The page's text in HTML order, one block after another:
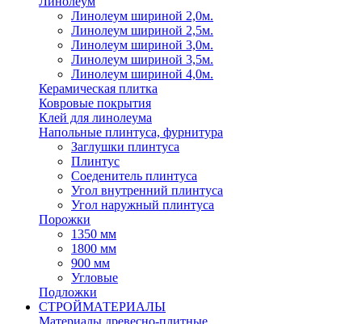
Линолеум шириной 2,0м.
Линолеум шириной 2,5м.
Линолеум шириной 3,0м.
Линолеум шириной 3,5м.
Линолеум шириной 4,0м.
Керамическая плитка
Ковровые покрытия
Клей для линолеума
Напольные плинтуса, фурнитура
Заглушки плинтуса
Плинтус
Соеденитель плинтуса
Угол внутренний плинтуса
Угол наружный плинтуса
Порожки
1350 мм
1800 мм
900 мм
Угловые
Подложки
СТРОЙМАТЕРИАЛЫ
Материалы древесно-плитные